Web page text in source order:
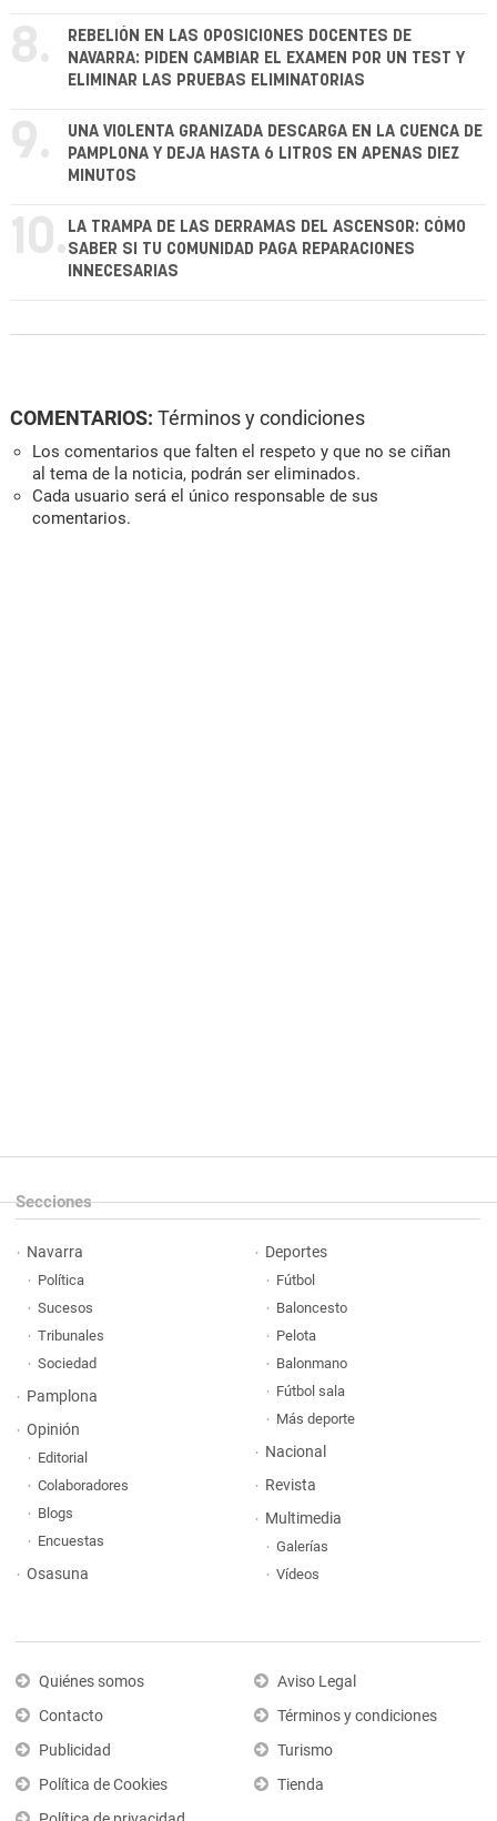
8.
REBELIÓN EN LAS OPOSICIONES DOCENTES DE
NAVARRA: PIDEN CAMBIAR EL EXAMEN POR UN TEST Y
ELIMINAR LAS PRUEBAS ELIMINATORIAS
9.
UNA VIOLENTA GRANIZADA DESCARGA EN LA CUENCA DE
PAMPLONA Y DEJA HASTA 6 LITROS EN APENAS DIEZ
MINUTOS
10. LA TRAMPA DE LAS DERRAMAS DEL ASCENSOR: CÓMO
SABER SI TU COMUNIDAD PAGA REPARACIONES
INNECESARIAS
COMENTARIOS: Términos y condiciones
Los comentarios que falten el respeto y que no se ciñan
al tema de la noticia, podrán ser eliminados.
Cada usuario será el único responsable de sus
comentarios.
Secciones
Navarra
Política
Sucesos
Tribunales
Sociedad
Pamplona
Opinión
Editorial
Colaboradores
Blogs
Encuestas
Osasuna
Deportes
Fútbol
Baloncesto
Pelota
Balonmano
Fútbol sala
Más deporte
Nacional
Revista
Multimedia
Galerías
Vídeos
Quiénes somos
Contacto
Publicidad
Política de Cookies
Aviso Legal
Términos y condiciones
Turismo
Tienda